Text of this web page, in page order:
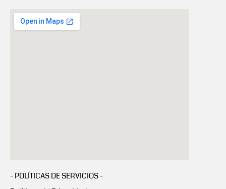
- POLÍTICAS DE SERVICIOS -